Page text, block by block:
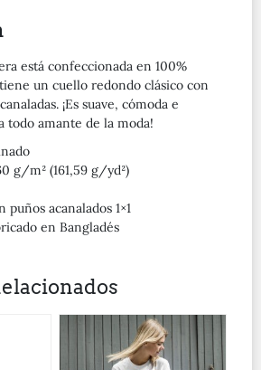
está confeccionada en 100%
un cuello redondo clásico con
¡Es suave, cómoda e
todo amante de la moda!
g/m² (161,59 g/yd²)
puños acanalados 1×1
en Bangladés